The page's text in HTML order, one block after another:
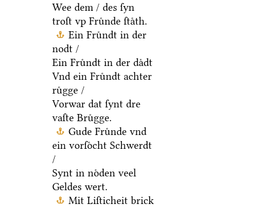
Wee dem / des ſyn
troſt vp Fruͤnde ſtaͤth.
Ein Fruͤndt in der
nodt /
Ein Fruͤndt in der daͤdt
Vnd ein Fruͤndt achter
ruͤgge /
Vorwar dat ſynt dre
vaſte Bruͤgge.
Gude Fruͤnde vnd
ein vorſoͤcht Schwerdt
/
Synt in noͤden veel
Geldes wert.
Mit Liſticheit brick